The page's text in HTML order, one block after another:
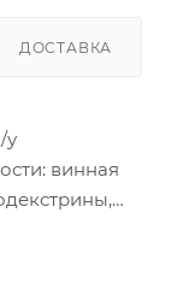
ДОСТАВКА
у
винная